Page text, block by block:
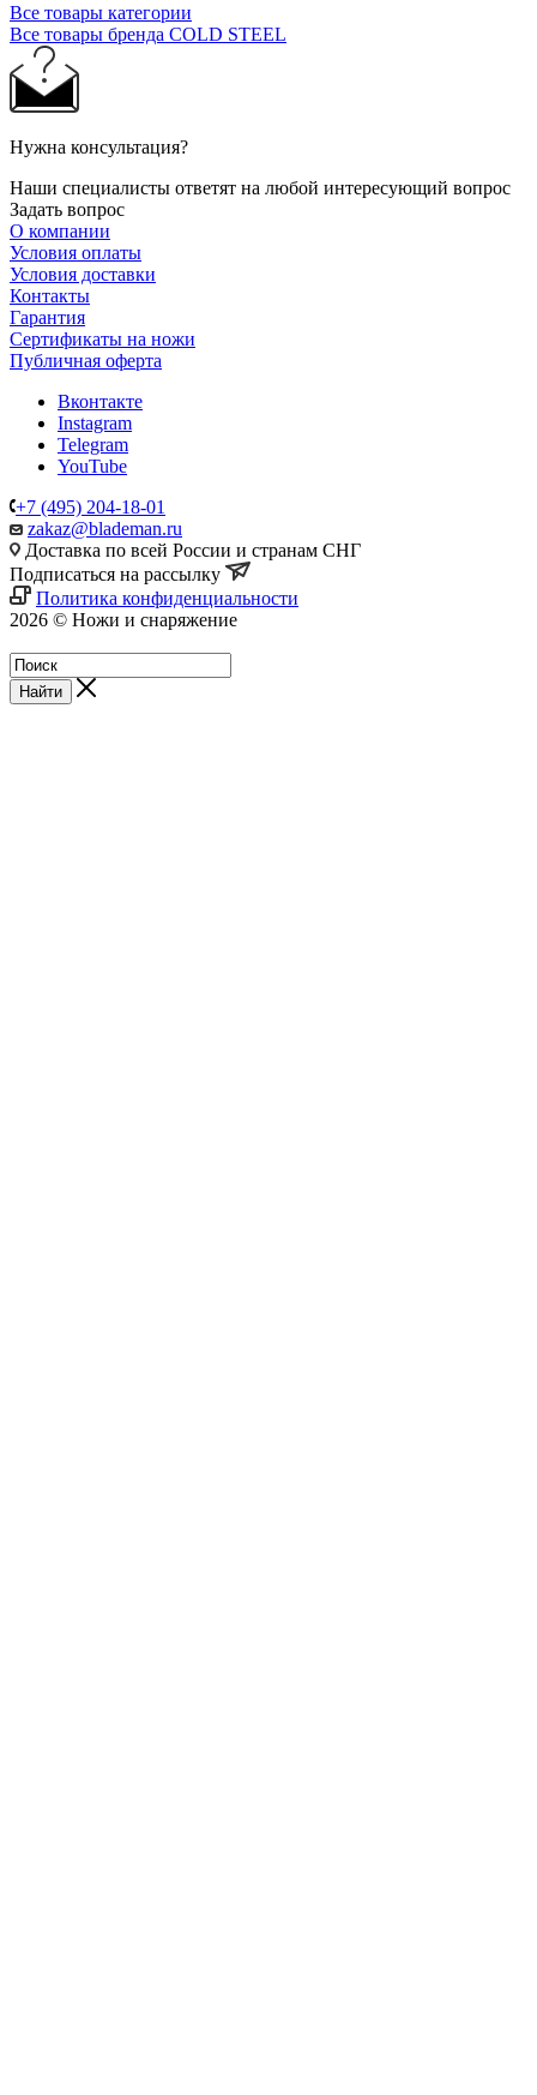
Все товары категории
Все товары бренда COLD STEEL
Нужна консультация?
Наши специалисты ответят на любой интересующий вопрос
Задать вопрос
О компании
Условия оплаты
Условия доставки
Контакты
Гарантия
Сертификаты на ножи
Публичная оферта
Вконтакте
Instagram
Telegram
YouTube
+7 (495) 204-18-01
zakaz@blademan.ru
Доставка по всей России и странам СНГ
Подписаться на рассылку
Политика конфиденциальности
2026 © Ножи и снаряжение
Найти